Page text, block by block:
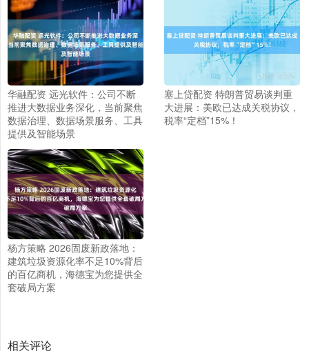
华融配资 远光软件：公司不断
推进大数据业务深化，当前聚焦
数据治理、数据场景服务、工具
提供及智能场景
塞上贷配资 特朗普贸易谈判重
大进展：美欧已达成关税协议，
税率“定档”15%！
杨方策略 2026固废新政落地：
建筑垃圾资源化率不足10%背后
的百亿商机，海德宝为您提供全
套破局方案
相关评论